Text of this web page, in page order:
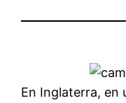
En Inglaterra, en